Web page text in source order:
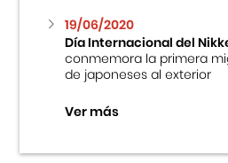
19/06/2020
Día Internacional del
conmemora la primera
de japoneses al exterior
Ver más